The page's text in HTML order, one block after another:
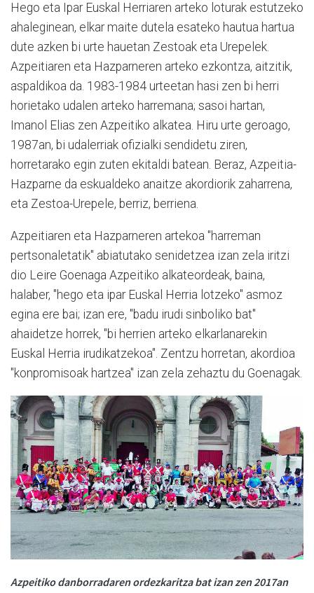
Hego eta Ipar Euskal Herriaren arteko loturak estutzeko
ahaleginean, elkar maite dutela esateko hautua hartua
dute azken bi urte hauetan Zestoak eta Urepelek.
Azpeitiaren eta Hazparneren arteko ezkontza, aitzitik,
aspaldikoa da. 1983-1984 urteetan hasi zen bi herri
horietako udalen arteko harremana; sasoi hartan,
Imanol Elias zen Azpeitiko alkatea. Hiru urte geroago,
1987an, bi udalerriak ofizialki sendidetu ziren,
horretarako egin zuten ekitaldi batean. Beraz, Azpeitia-
Hazparne da eskualdeko anaitze akordiorik zaharrena,
eta Zestoa-Urepele, berriz, berriena.
Azpeitiaren eta Hazparneren artekoa "harreman
pertsonaletatik" abiatutako senidetzea izan zela iritzi
dio Leire Goenaga Azpeitiko alkateordeak, baina,
halaber, "hego eta ipar Euskal Herria lotzeko" asmoz
egina ere bai; izan ere, "badu irudi sinboliko bat"
ahaidetze horrek, "bi herrien arteko elkarlanarekin
Euskal Herria irudikatzekoa". Zentzu horretan, akordioa
"konpromisoak hartzea" izan zela zehaztu du Goenagak.
Azpeitiko danborradaren ordezkaritza bat izan zen 2017an